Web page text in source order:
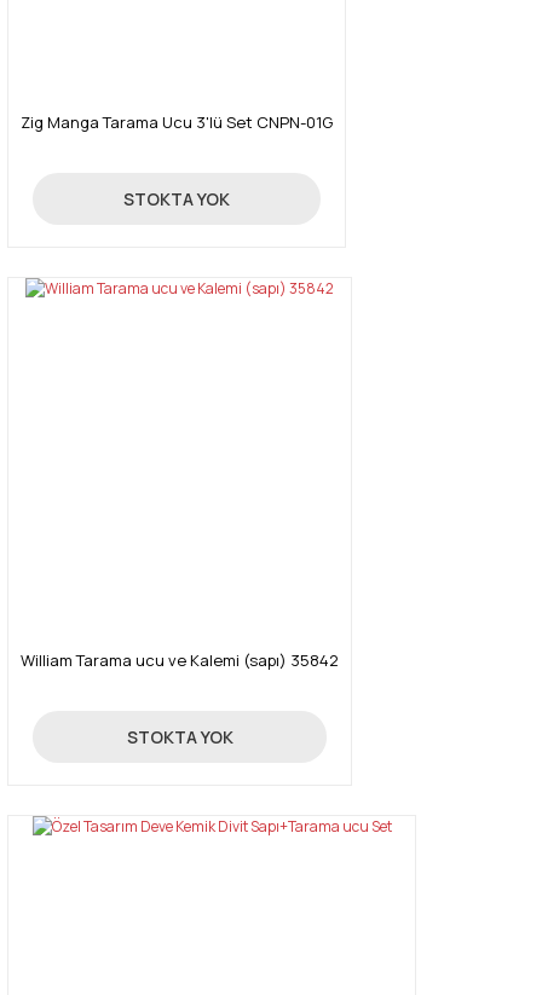
Zig Manga Tarama Ucu 3'lü Set CNPN-01G
293,00 TL
STOKTA YOK
William Tarama ucu ve Kalemi (sapı) 35842
25,00 TL
STOKTA YOK